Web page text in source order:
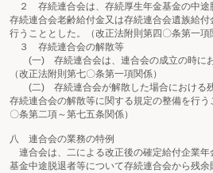
２ 存続連合会は、存続厚生年金基金の中途
存続連合会老齢給付金又は存続連合会遺族給
行うこととした。（改正法附則第四〇条第一項
３ 存続連合会の解散等
(一) 存続連合会は、連合会の成立の時にお
（改正法附則第七〇条第一項関係）
(二) 存続連合会が解散した場合における残
存続連合会の解散等に関する規定の整備を行
〇条第二項～第七五条関係）
八 連合会の業務の特例
連合会は、二による改正後の確定給付企業年
基金中途脱退者等について存続連合会から残